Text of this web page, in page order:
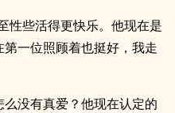
性些活得更快乐。他现在是
一位照顾着也挺好，我走
没有真爱？他现在认定的